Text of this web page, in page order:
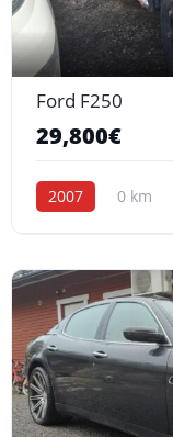
Ford F250
29,800€
2007 0 km